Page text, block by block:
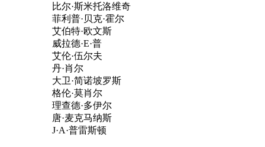
比尔·斯米托洛维奇
菲利普·贝克·霍尔
艾伯特·欧文斯
威拉德·E·普
艾伦·伍尔夫
丹·肖尔
大卫·简诺坡罗斯
格伦·莫肖尔
理查德·多伊尔
唐·麦克马纳斯
J·A·普雷斯顿